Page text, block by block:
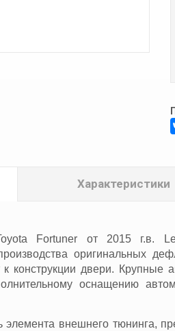
Характеристики
Fortuner от 2015 г.в.
оригинальных
конструкции двери. Крупные
оснащению
внешнего тюнинга,